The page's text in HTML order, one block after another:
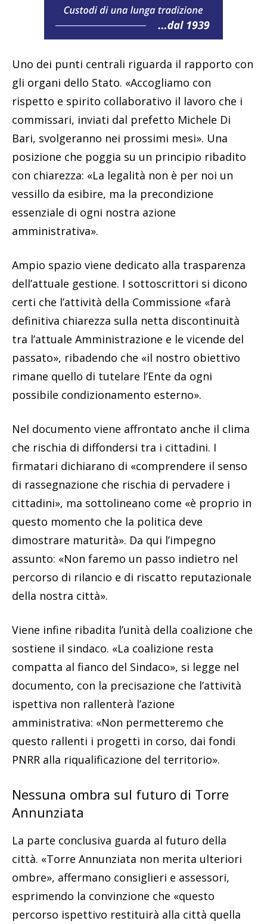
Uno dei punti centrali riguarda il rapporto con
gli organi dello Stato. «Accogliamo con
rispetto e spirito collaborativo il lavoro che i
commissari, inviati dal prefetto Michele Di
Bari, svolgeranno nei prossimi mesi». Una
posizione che poggia su un principio ribadito
con chiarezza: «La legalità non è per noi un
vessillo da esibire, ma la precondizione
essenziale di ogni nostra azione
amministrativa».
Ampio spazio viene dedicato alla trasparenza
dell’attuale gestione. I sottoscrittori si dicono
certi che l’attività della Commissione «farà
definitiva chiarezza sulla netta discontinuità
tra l’attuale Amministrazione e le vicende del
passato», ribadendo che «il nostro obiettivo
rimane quello di tutelare l’Ente da ogni
possibile condizionamento esterno».
Nel documento viene affrontato anche il clima
che rischia di diffondersi tra i cittadini. I
firmatari dichiarano di «comprendere il senso
di rassegnazione che rischia di pervadere i
cittadini», ma sottolineano come «è proprio in
questo momento che la politica deve
dimostrare maturità». Da qui l’impegno
assunto: «Non faremo un passo indietro nel
percorso di rilancio e di riscatto reputazionale
della nostra città».
Viene infine ribadita l’unità della coalizione che
sostiene il sindaco. «La coalizione resta
compatta al fianco del Sindaco», si legge nel
documento, con la precisazione che l’attività
ispettiva non rallenterà l’azione
amministrativa: «Non permetteremo che
questo rallenti i progetti in corso, dai fondi
PNRR alla riqualificazione del territorio».
Nessuna ombra sul futuro di Torre
Annunziata
La parte conclusiva guarda al futuro della
città. «Torre Annunziata non merita ulteriori
ombre», affermano consiglieri e assessori,
esprimendo la convinzione che «questo
percorso ispettivo restituirà alla città quella